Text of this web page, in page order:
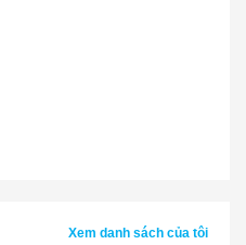
Xem danh sách của tôi